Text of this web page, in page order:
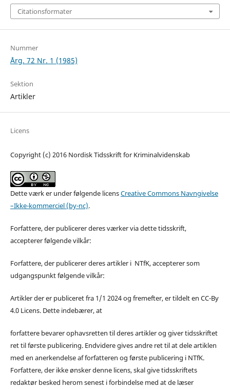
Citationsformater
Nummer
Årg. 72 Nr. 1 (1985)
Sektion
Artikler
Licens
Copyright (c) 2016 Nordisk Tidsskrift for Kriminalvidenskab
Dette værk er under følgende licensCreative Commons Navngivelse
–Ikke-kommerciel (by-nc).
Forfattere, der publicerer deres værker via dette tidsskrift,
accepterer følgende vilkår:
Forfattere, der publicerer deres artikler i NTfK, accepterer som
udgangspunkt følgende vilkår:
Artikler der er publiceret fra 1/1 2024 og fremefter, er tildelt en CC-By
4.0 Licens. Dette indebærer, at
forfattere bevarer ophavsretten til deres artikler og giver tidsskriftet
ret til første publicering. Endvidere gives andre ret til at dele artiklen
med en anerkendelse af forfatteren og første publicering i NTfK.
Forfattere, der ikke ønsker denne licens, skal give tidsskriftets
redaktør besked herom senest i forbindelse med at de læser